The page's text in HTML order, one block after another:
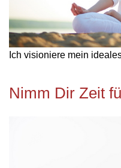
Ich visioniere mein
Nimm Dir Zeit